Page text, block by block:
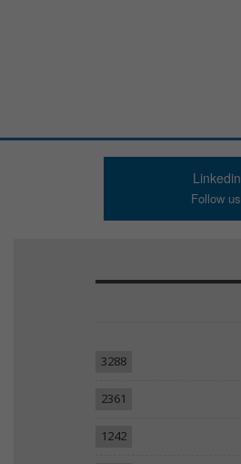
Linkedin
Follow us
3288
2361
1242